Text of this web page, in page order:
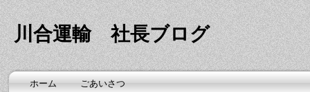
川合運輸 社長ブログ
ホーム ごあいさつ